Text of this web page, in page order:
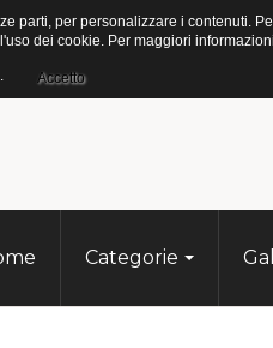
Categorie
parti, per personalizzare i contenuti.
dei cookie. Per maggiori
Accetto